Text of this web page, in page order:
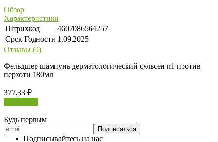
Обзор
Характеристики
Штрихкод
4607086564257
Срок Годности 1.09.2025
Отзывы (0)
Фельдшер шампунь дерматологический сульсен n1 против
перхоти 180мл
377,33 ₽
Будь первым
Подписывайтесь на нас